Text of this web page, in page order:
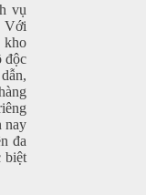
vụ
Với
độc
nay
đa
biệt